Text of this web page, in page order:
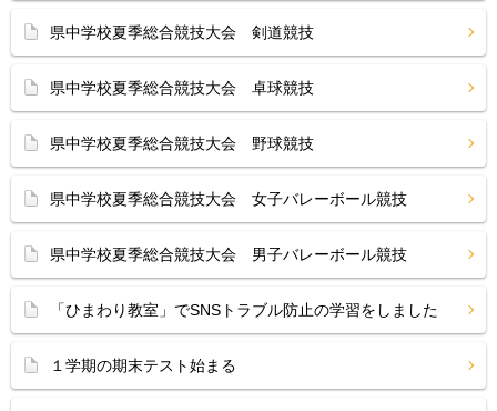
県中学校夏季総合競技大会 剣道競技
県中学校夏季総合競技大会 卓球競技
県中学校夏季総合競技大会 野球競技
県中学校夏季総合競技大会 女子バレーボール競技
県中学校夏季総合競技大会 男子バレーボール競技
「ひまわり教室」でSNSトラブル防止の学習をしました
１学期の期末テスト始まる